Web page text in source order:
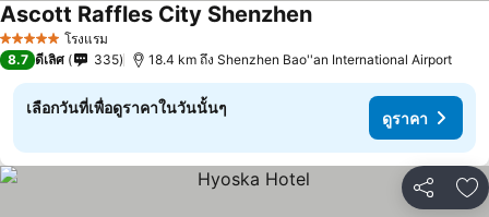
5 ดาว โรงแรม
Ascott Raffles City Shenzhenดูราคา
8.7 ดีเลิศ 335 18.4 km ถึง Shenzhen Bao''an International Airport
เลือกวันที่เพื่อดูราคาในวันนั้นๆ
ดูราคา
แชร์ เ